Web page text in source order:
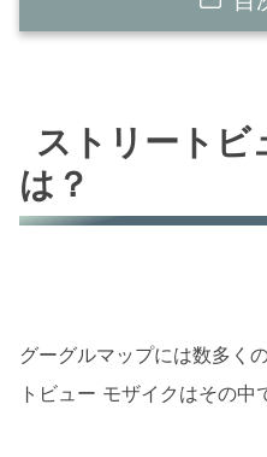
モザイクの役割と
モザイク機能の利点
詳細な情報提供
ストリートビ
は？
グーグルマップには数多く
トビュー モザイクはその中